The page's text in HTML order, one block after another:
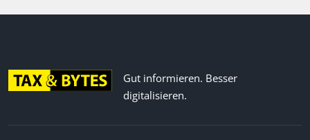
Gut informieren. Besser
digitalisieren.